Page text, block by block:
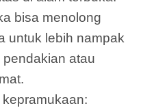
bisa menolong
untuk lebih nampak
atau